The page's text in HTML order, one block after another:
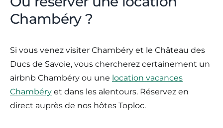
Chambéry ?
Si vous venez visiter Chambéry et le Château des
Ducs de Savoie, vous chercherez certainement un
airbnb Chambéry ou une location vacances
Chambéry et dans les alentours. Réservez en
direct auprès de nos hôtes Toploc.